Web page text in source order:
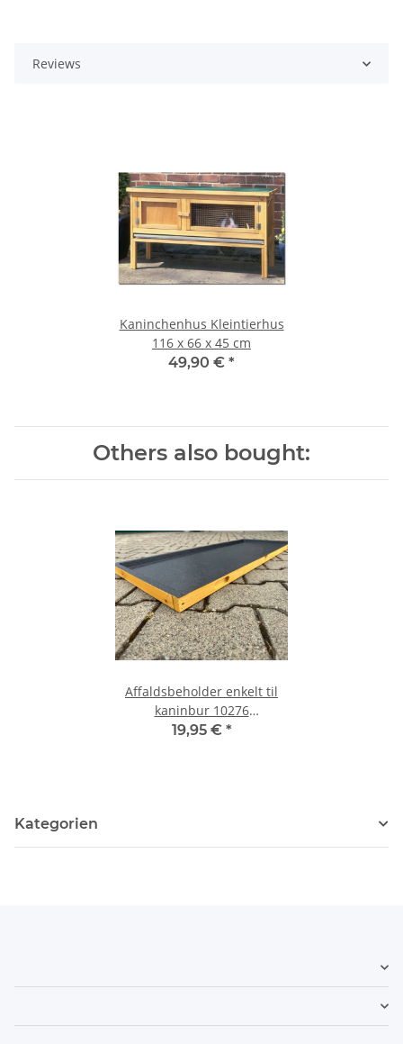
Reviews
Kaninchenhus Kleintierhus
116 x 66 x 45 cm
49,90 € *
Others also bought:
Affaldsbeholder enkelt til
kaninbur 10276
nedenunder
19,95 € *
Kategorien